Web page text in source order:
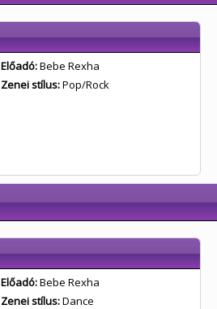
Előadó:Bebe Rexha
Zenei stílus:Pop/Rock
Előadó:Bebe Rexha
Zenei stílus:Dance